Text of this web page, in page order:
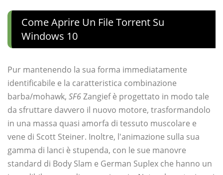
Come Aprire Un File Torrent Su
Windows 10
Pur mantenendo la sua forma immediatamente
identificabile e la caratteristica combinazione
barba/mohawk, SF6Zangief è progettato in modo tale
da sfruttare davvero il nuovo motore, trasformandolo
in una massa quasi amorfa di tessuto muscolare e
vene di Scott Steiner. Inoltre, l'animazione sulla sua
gamma di lanci è stupenda, con le sue manovre
standard di Body Slam e German Suplex che hanno un